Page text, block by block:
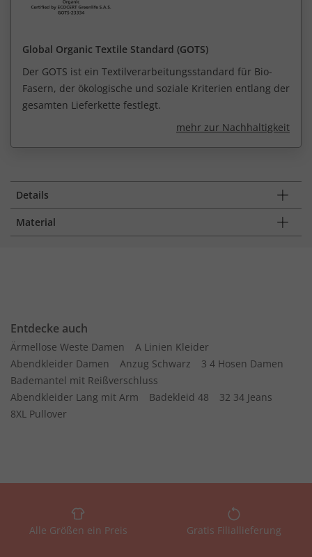
Global Organic Textile Standard (GOTS)
Der GOTS ist ein Textilverarbeitungsstandard für Bio-
Fasern, der ökologische und soziale Kriterien entlang der
gesamten Lieferkette festlegt.
mehr zur Nachhaltigkeit
Details
Material
Entdecke auch
Ärmellose Weste Damen
A Linien Kleider
Abendkleider Damen
Anzug Schwarz
3 4 Hosen Damen
Bademantel mit Reißverschluss
Abendkleider Lang mit Arm
Badekleid 48
32 34 Jeans
8XL Pullover
Alle Größen ein Preis Gratis Filiallieferung